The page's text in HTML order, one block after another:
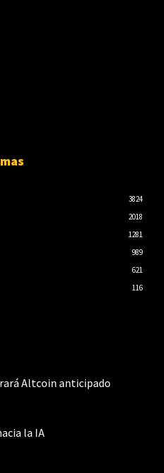
3824
2018
1281
989
621
116
Altcoin anticipado
la IA